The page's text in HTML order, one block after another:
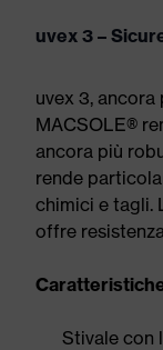
uvex 3 –
uvex 3,
MACSOLE®
ancora più
rende
chimici e tagli.
offre
Stivale con